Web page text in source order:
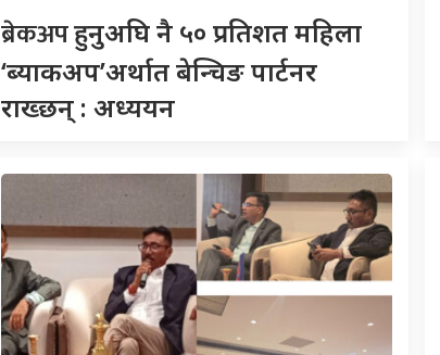
ब्रेकअपहुनुअघि नै ५० प्रतिशत महिला
‘ब्याकअप’अर्थात बेन्चिङ पार्टनर
राख्छन् : अध्ययन